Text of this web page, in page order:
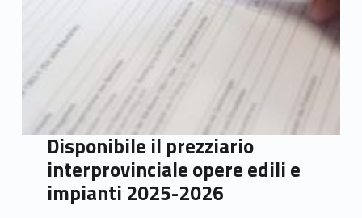
Disponibile il prezziario
interprovinciale opere edili e
impianti 2025-2026